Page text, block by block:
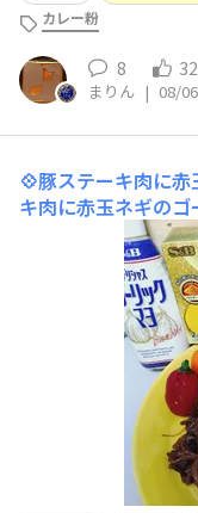
カレー粉
8 32
まりん | 08/06
💠豚ステーキ肉に
キ肉に赤玉ネギの
ーキ肉に白ワイン
て弱火で焼いて、
クステーキに塗っ
のコクでとっても
ネギ１個薄切りに